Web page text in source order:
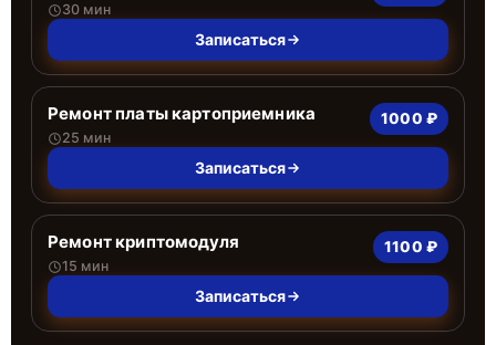
30 мин
Записаться
Ремонт платы картоприемника
25 мин
1000 ₽
Записаться
Ремонт криптомодуля
15 мин
1100 ₽
Записаться